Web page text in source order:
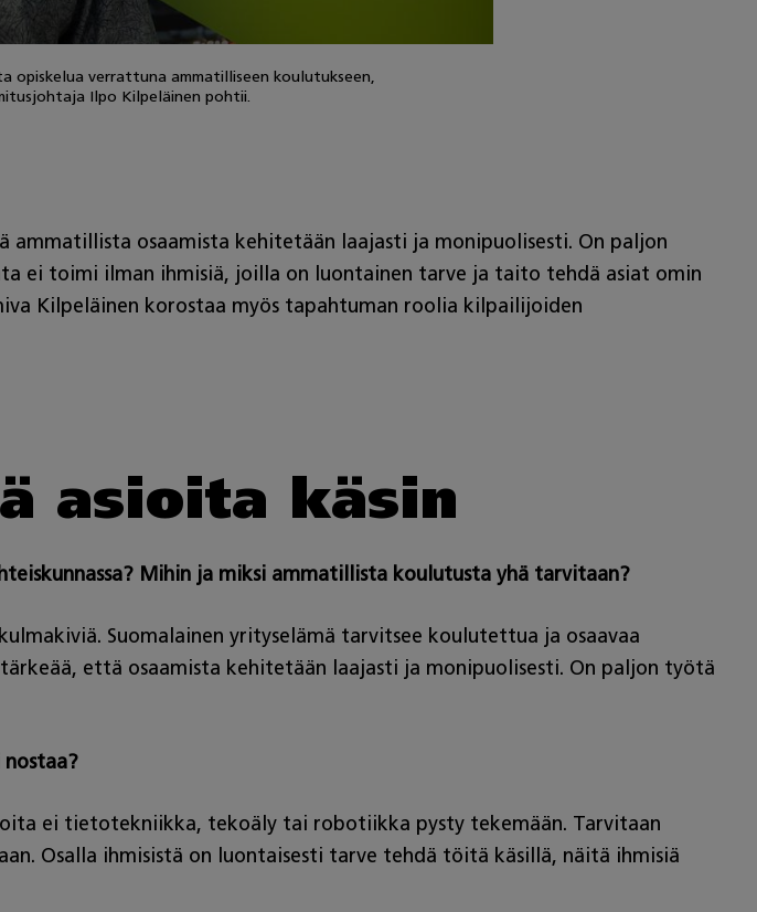
opiskelua verrattuna ammatilliseen koulutukseen,
Ilpo Kilpeläinen pohtii.
ammatillista osaamista kehitetään laajasti ja monipuolisesti. On paljon
ei toimi ilman ihmisiä, joilla on luontainen tarve ja taito tehdä asiat omin
Kilpeläinen korostaa myös tapahtuman roolia kilpailijoiden
asioita käsin
Mihin ja miksi ammatillista koulutusta yhä tarvitaan?
Suomalainen yrityselämä tarvitsee koulutettua ja osaavaa
että osaamista kehitetään laajasti ja monipuolisesti. On paljon työtä
ei tietotekniikka, tekoäly tai robotiikka pysty tekemään. Tarvitaan
Osalla ihmisistä on luontaisesti tarve tehdä töitä käsillä, näitä ihmisiä